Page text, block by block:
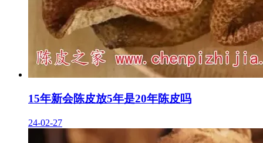
15年新会陈皮放5年是20年陈皮吗
24-02-27